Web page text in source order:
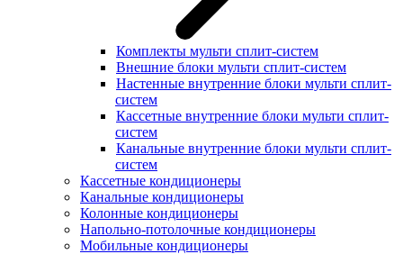
Комплекты мульти сплит-систем
Внешние блоки мульти сплит-систем
Настенные внутренние блоки мульти сплит-
систем
Кассетные внутренние блоки мульти сплит-
систем
Канальные внутренние блоки мульти сплит-
систем
Кассетные кондиционеры
Канальные кондиционеры
Колонные кондиционеры
Напольно-потолочные кондиционеры
Мобильные кондиционеры